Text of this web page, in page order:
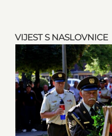
VIJEST S NASLOVNICE